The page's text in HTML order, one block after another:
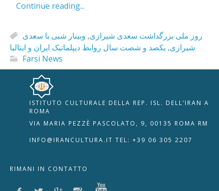
Continue reading...
روز ملی بزرگداشت سعدی شیرازی, وبینار شبی با سعدی
شیرازی, یکصد و شصت سال روابط دیپلماتیک ایران و ایتالیا
Farsi News
ISTITUTO CULTURALE DELLA REP. ISL. DELL’IRAN A
ROMA
VIA MARIA PEZZÈ PASCOLATO, 9, 00135 ROMA RM
INFO@IRANCULTURA.IT TEL: +39 06 305 2207
RIMANI IN CONTATTO
RIPRISTINA 🇮🇹 🇬🇧
Disattiva Immagini